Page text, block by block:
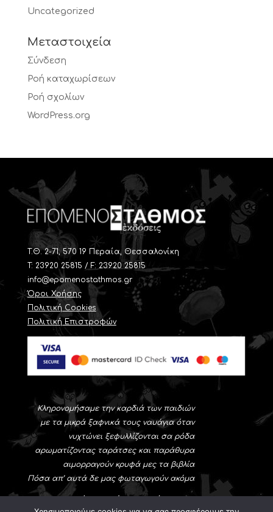
Uncategorized
Μεταστοιχεία
Σύνδεση
Ροή καταχωρίσεων
Ροή σχολίων
WordPress.org
T.Θ. 2-71, 570 19 Περαία, Θεσσαλονίκη
Τ: 23920 25815 / F: 23920 25815
info@epomenostathmos.gr
Όροι Χρήσης
Πολιτική Cookies
Πολιτική Επιστροφών
Κληρονομήσαμε την καρδιά των παιδιών
με τα μικρά ξαφνικά τους ναυάγια όταν
νυχτώνει ξεφυλλίζονται σα ρόδα
αρωματίζοντας ταράτσες και παράθυρα
αιμορραγούν κρυφά μες τα βιβλία
Πόσα απ’ αυτά δε μας φωταγωγούν ακόμα
Νίκος-Αλέξης Ασλάνογλου